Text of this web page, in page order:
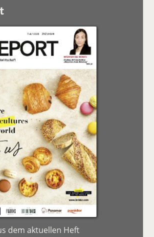
dem aktuellen Heft